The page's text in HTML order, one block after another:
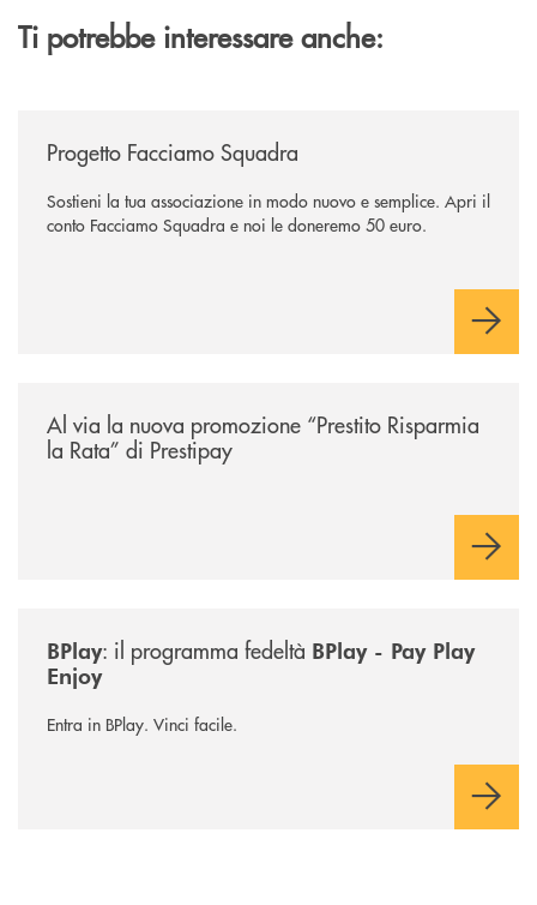
Ti potrebbe interessare anche:
Progetto Facciamo Squadra
Sostieni la tua associazione in modo nuovo e semplice. Apri il
conto Facciamo Squadra e noi le doneremo 50 euro.
Al via la nuova promozione “Prestito Risparmia
la Rata” di Prestipay
BPlay: il programma fedeltà BPlay - Pay Play
Enjoy
Entra in BPlay. Vinci facile.